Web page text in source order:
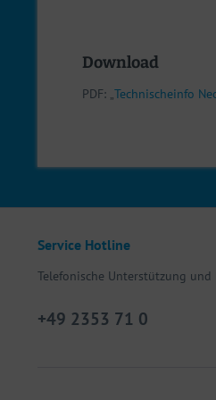
Download
PDF: „Technischeinfo
Service Hotline
Telefonische Unterstützung
+49 2353 71 0